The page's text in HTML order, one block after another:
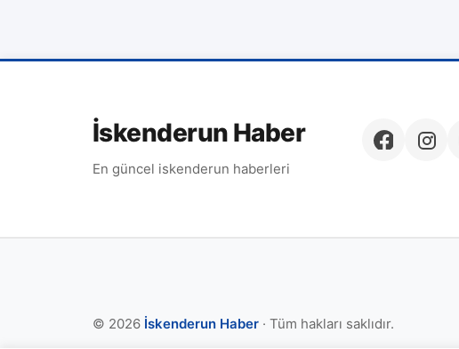
İskenderun Haber
En güncel iskenderun haberleri
© 2026 İskenderun Haber · Tüm hakları saklıdır.